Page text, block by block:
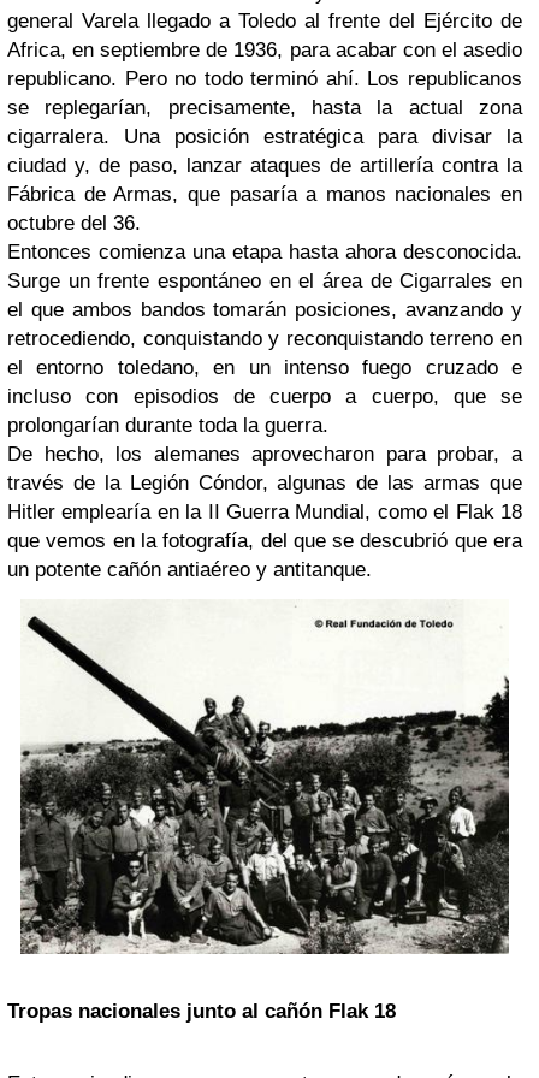
general Varela llegado a Toledo al frente del Ejército de
Africa, en septiembre de 1936, para acabar con el asedio
republicano. Pero no todo terminó ahí. Los republicanos
se replegarían, precisamente, hasta la actual zona
cigarralera. Una posición estratégica para divisar la
ciudad y, de paso, lanzar ataques de artillería contra la
Fábrica de Armas, que pasaría a manos nacionales en
octubre del 36.
Entonces comienza una etapa hasta ahora desconocida.
Surge un frente espontáneo en el área de Cigarrales en
el que ambos bandos tomarán posiciones, avanzando y
retrocediendo, conquistando y reconquistando terreno en
el entorno toledano, en un intenso fuego cruzado e
incluso con episodios de cuerpo a cuerpo, que se
prolongarían durante toda la guerra.
De hecho, los alemanes aprovecharon para probar, a
través de la Legión Cóndor, algunas de las armas que
Hitler emplearía en la II Guerra Mundial, como el Flak 18
que vemos en la fotografía, del que se descubrió que era
un potente cañón antiaéreo y antitanque.
Tropas nacionales junto al cañón Flak 18